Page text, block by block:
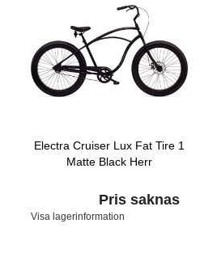
Electra Cruiser Lux Fat Tire 1
Matte Black Herr
Pris saknas
Visa lagerinformation